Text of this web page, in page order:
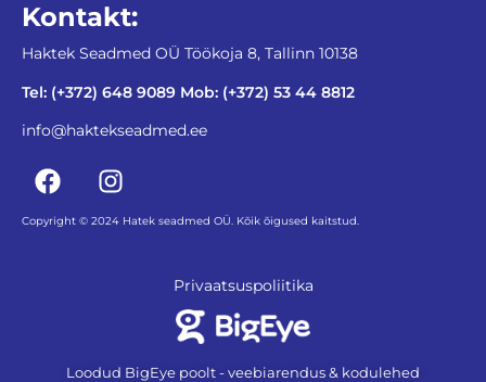
Kontakt:
Haktek Seadmed OÜ Töökoja 8, Tallinn 10138
Tel: (+372) 648 9089 Mob: (+372) 53 44 8812
info@haktekseadmed.ee
Copyright © 2024 Hatek seadmed OÜ. Kõik õigused kaitstud.
Privaatsuspoliitika
Loodud BigEye poolt - veebiarendus & kodulehed